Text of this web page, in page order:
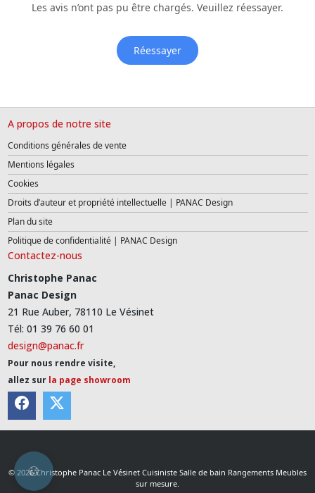
Les avis n’ont pas pu être chargés. Veuillez réessayer.
Réessayer
A propos de notre site
Conditions générales de vente
Mentions légales
Cookies
Droits d’auteur et propriété intellectuelle | PANAC Design
Plan du site
Politique de confidentialité | PANAC Design
Contactez-nous
Christophe Panac
Panac Design
21 Rue Auber, 78110 Le Vésinet
Tél: 01 39 76 60 01
design@panac.fr
Pour nous rendre visite,
allez sur la page showroom
© 2026 Christophe Panac Le Vésinet Cuisiniste Salle de bain Rangements Meubles
sur mesure.